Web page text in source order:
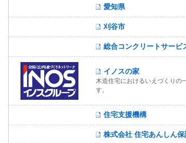
愛知県
刈谷市
総合コンクリートサービ
イノスの家
木造住宅におけるいえづくりの
す。
住宅支援機構
株式会社 住宅あんしん保